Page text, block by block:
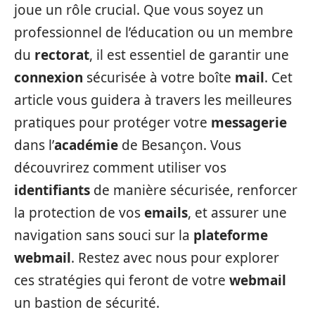
joue un rôle crucial. Que vous soyez un
professionnel de l’éducation ou un membre
du rectorat, il est essentiel de garantir une
connexion sécurisée à votre boîte mail. Cet
article vous guidera à travers les meilleures
pratiques pour protéger votre messagerie
dans l’académie de Besançon. Vous
découvrirez comment utiliser vos
identifiants de manière sécurisée, renforcer
la protection de vosemails, et assurer une
navigation sans souci sur la plateforme
webmail. Restez avec nous pour explorer
ces stratégies qui feront de votre webmail
un bastion de sécurité.